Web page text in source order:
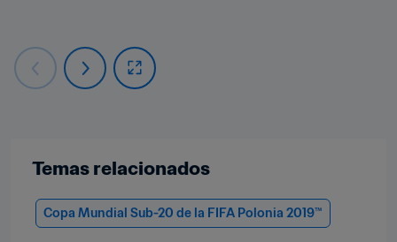
Temas relacionados
Copa Mundial Sub-20 de la FIFA Polonia 2019™